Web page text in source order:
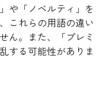
や「ノベルティ」を
これらの用語の違い
ん。また、「プレミ
する可能性がありま